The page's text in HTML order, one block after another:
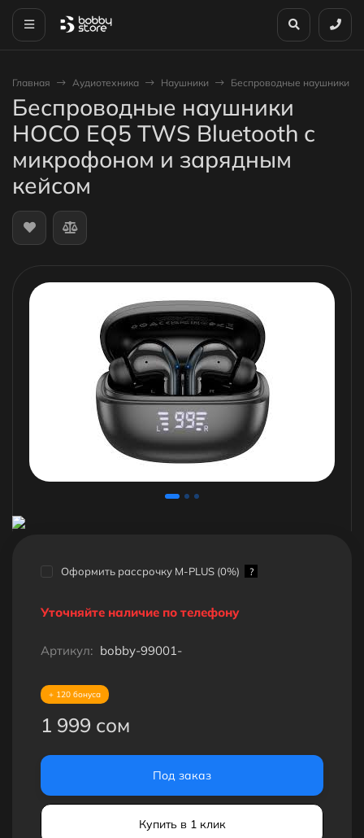
Главная Аудиотехника Наушники Беспроводные наушники
Беспроводные наушники
HOCO EQ5 TWS Bluetooth с
микрофоном и зарядным
кейсом
Оформить рассрочку M-PLUS (0%) ?
Уточняйте наличие по телефону
Артикул: bobby-99001-
+ 120 бонуса
1 999 сом
Под заказ
Купить в 1 клик